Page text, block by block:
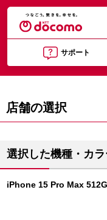
サポート
店舗の選択
選択した機種・カ
iPhone 15 Pro Max